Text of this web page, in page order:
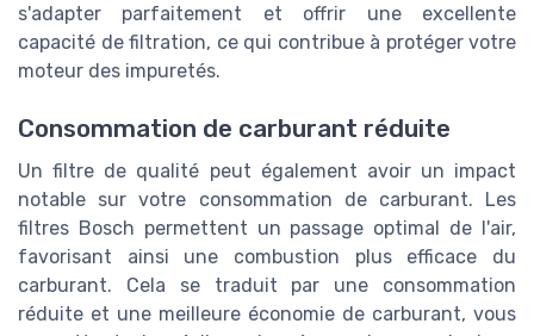
s'adapter parfaitement et offrir une excellente
capacité de filtration, ce qui contribue à protéger votre
moteur des impuretés.
Consommation de carburant réduite
Un filtre de qualité peut également avoir un impact
notable sur votre consommation de carburant. Les
filtres Bosch permettent un passage optimal de l'air,
favorisant ainsi une combustion plus efficace du
carburant. Cela se traduit par une consommation
réduite et une meilleure économie de carburant, vous